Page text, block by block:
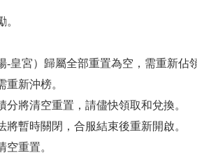
皇宮）歸屬全部重置為空，需重新佔領
新沖榜。
將清空重置，請儘快領取和兌換。
暫時關閉，合服結束後重新開啟。
重置。